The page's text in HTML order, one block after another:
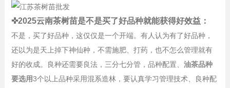
✜2025云南茶树苗是不是买了好品种就能获得好效益：
不是，买了好品种，这仅仅是一个开端。有人认为有了好品种，
还以为是天上掉下神仙种，不需施肥、打药，也不怎么管理就有
好的收成。良种还需要良法，三分七分管，品种配置、 油茶品种
要选用3个以上品种采用混系造林，要认真学习管理技术、良种配